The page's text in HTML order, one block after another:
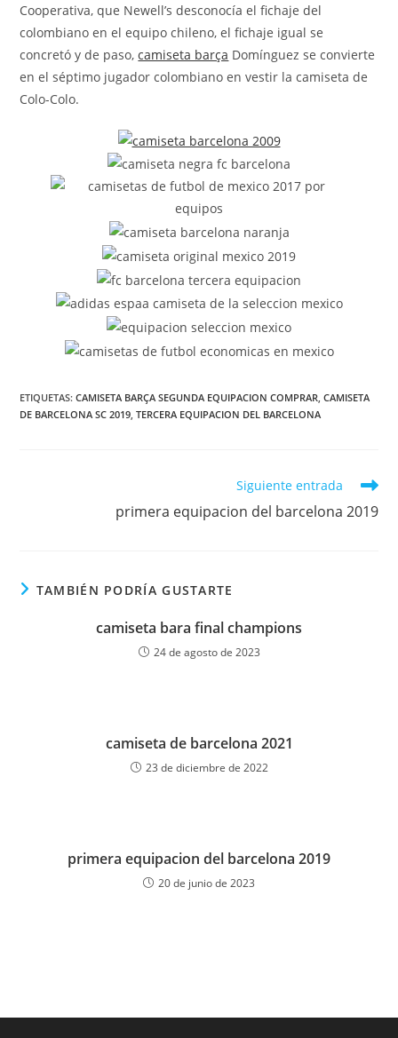
Cooperativa, que Newell’s desconocía el fichaje del
colombiano en el equipo chileno, el fichaje igual se
concretó y de paso,camiseta barça Domínguez se convierte
en el séptimo jugador colombiano en vestir la camiseta de
Colo-Colo.
ETIQUETAS:CAMISETA BARÇA SEGUNDA EQUIPACION COMPRAR CAMISETA
DE BARCELONA SC 2019 TERCERA EQUIPACION DEL BARCELONA
Siguiente entrada
primera equipacion del barcelona 2019
TAMBIÉN PODRÍA GUSTARTE
camiseta bara final champions
24 de agosto de 2023
camiseta de barcelona 2021
23 de diciembre de 2022
primera equipacion del barcelona 2019
20 de junio de 2023